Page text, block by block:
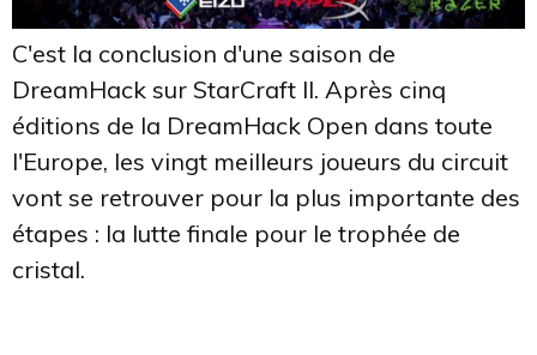
C'est la conclusion d'une saison de
DreamHack sur StarCraft II. Après cinq
éditions de la DreamHack Open dans toute
l'Europe, les vingt meilleurs joueurs du circuit
vont se retrouver pour la plus importante des
étapes : la lutte finale pour le trophée de
cristal.